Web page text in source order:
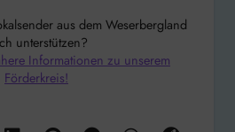
aus dem Weserbergland
unterstützen?
Informationen zu unserem
Förderkreis!